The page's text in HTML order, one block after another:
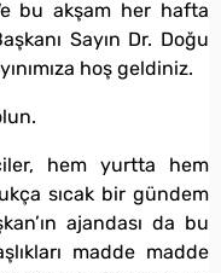
bu akşam her hafta
Sayın Dr. Doğu
hoş geldiniz.
hem yurtta hem
sıcak bir gündem
ajandası da bu
madde madde